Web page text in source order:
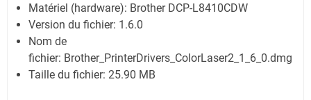
Matériel (hardware): Brother DCP-L8410CDW
Version du fichier: 1.6.0
Nom de
fichier: Brother_PrinterDrivers_ColorLaser2_1_6_0.dmg
Taille du fichier: 25.90 MB